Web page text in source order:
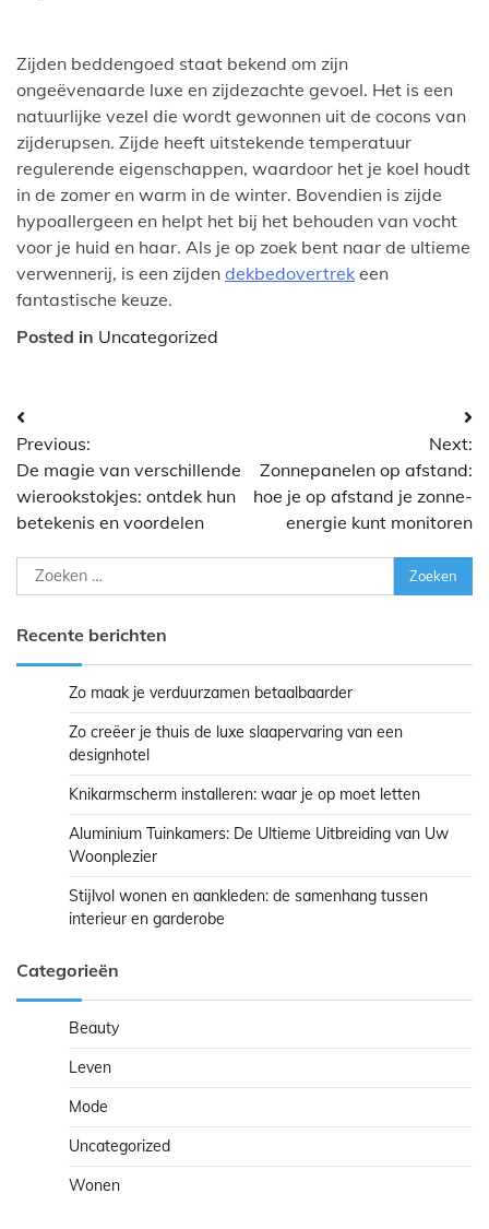
Zijden beddengoed staat bekend om zijn
ongeëvenaarde luxe en zijdezachte gevoel. Het is een
natuurlijke vezel die wordt gewonnen uit de cocons van
zijderupsen. Zijde heeft uitstekende temperatuur
regulerende eigenschappen, waardoor het je koel houdt
in de zomer en warm in de winter. Bovendien is zijde
hypoallergeen en helpt het bij het behouden van vocht
voor je huid en haar. Als je op zoek bent naar de ultieme
verwennerij, is een zijden dekbedovertrek een
fantastische keuze.
Posted in Uncategorized
Bericht
navigatie
Previous:
De magie van verschillende
wierookstokjes: ontdek hun
betekenis en voordelen
Next:
Zonnepanelen op afstand:
hoe je op afstand je zonne-
energie kunt monitoren
Zoeken
naar:
Recente berichten
Zo maak je verduurzamen betaalbaarder
Zo creëer je thuis de luxe slaapervaring van een
designhotel
Knikarmscherm installeren: waar je op moet letten
Aluminium Tuinkamers: De Ultieme Uitbreiding van Uw
Woonplezier
Stijlvol wonen en aankleden: de samenhang tussen
interieur en garderobe
Categorieën
Beauty
Leven
Mode
Uncategorized
Wonen